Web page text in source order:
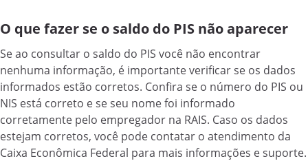
O que fazer se o saldo do PIS não aparecer
Se ao consultar o saldo do PIS você não encontrar
nenhuma informação, é importante verificar se os dados
informados estão corretos. Confira se o número do PIS ou
NIS está correto e se seu nome foi informado
corretamente pelo empregador na RAIS. Caso os dados
estejam corretos, você pode contatar o atendimento da
Caixa Econômica Federal para mais informações e suporte.